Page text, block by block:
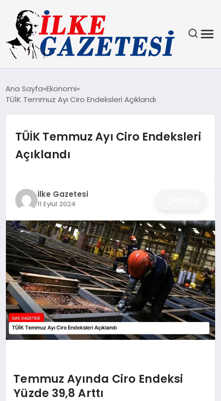
SPOR
SAĞLIK
EKONOMI
DÜNYA
SIYASET
EĞITIM
Ana Sayfa Ekonomi
TÜİK Temmuz Ayı Ciro Endeksleri Açıklandı
TÜİK Temmuz Ayı Ciro Endeksleri
Açıklandı
İlke Gazetesi
11 Eylül 2024
Temmuz Ayında Ciro Endeksi
Yüzde 39,8 Arttı